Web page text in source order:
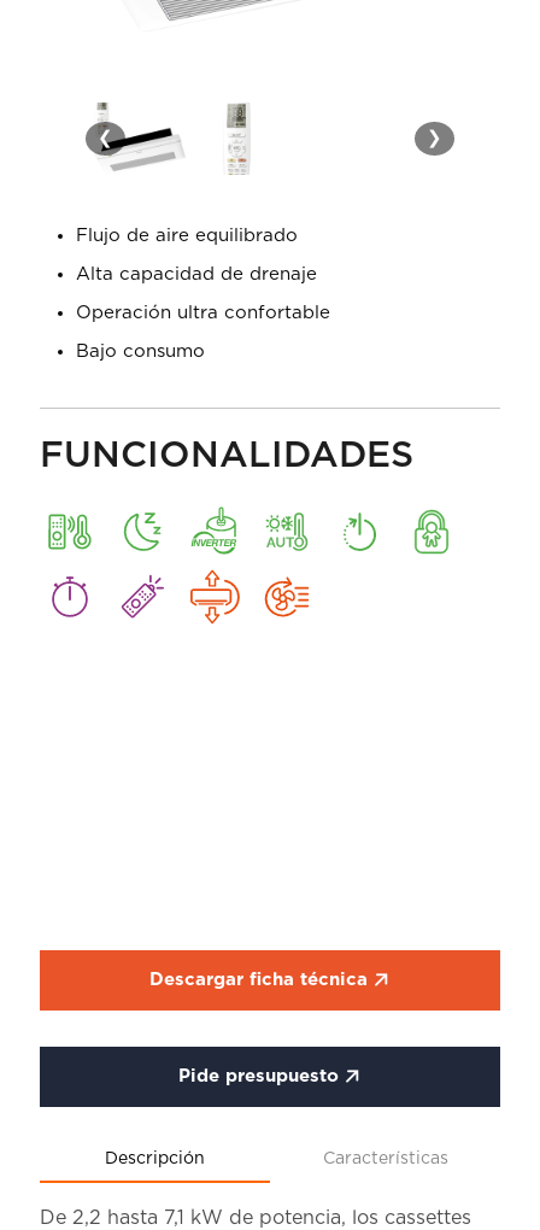
❮ ❯
Flujo de aire equilibrado
Alta capacidad de drenaje
Operación ultra confortable
Bajo consumo
FUNCIONALIDADES
Descargar ficha técnica
Pide presupuesto
Descripción Características
De 2,2 hasta 7,1 kW de potencia, los cassettes